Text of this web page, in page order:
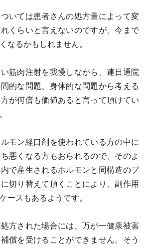
いては患者さんの処方量によって変
くらいと言えないのですが、今まで
なるかもしれません。
筋肉注射を我慢しながら、連日通院
的な問題、身体的な問題から考える
が何倍も価値あると言って頂けてい
モン経口剤を使われている方の中に
悪くなる方もおられるので、そのよ
で産生されるホルモンと同構造のプ
切り替えて頂くことにより、副作用
ースもあるようです。
方された場合には、万が一健康被害
償を受けることができません。そう